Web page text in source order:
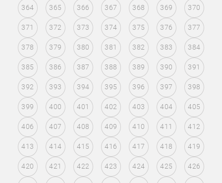
364 365 366 367 368 369 370
371 372 373 374 375 376 377
378 379 380 381 382 383 384
385 386 387 388 389 390 391
392 393 394 395 396 397 398
399 400 401 402 403 404 405
406 407 408 409 410 411 412
413 414 415 416 417 418 419
420 421 422 423 424 425 426